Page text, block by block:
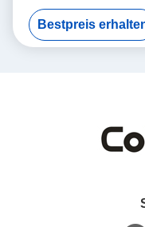
Fernprüfer für rgbw
Streifen
Bestpreis